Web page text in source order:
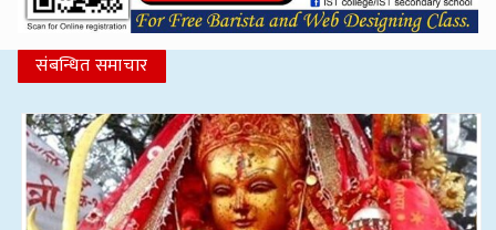
संबन्धित समाचार